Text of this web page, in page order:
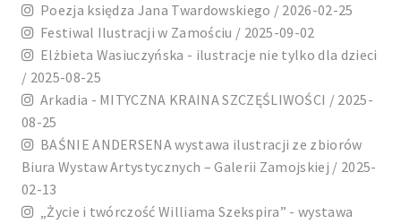
Poezja księdza Jana Twardowskiego / 2026-02-25
Festiwal Ilustracji w Zamościu / 2025-09-02
Elżbieta Wasiuczyńska - ilustracje nie tylko dla dzieci
/ 2025-08-25
Arkadia - MITYCZNA KRAINA SZCZĘŚLIWOŚCI / 2025-
08-25
BAŚNIE ANDERSENA wystawa ilustracji ze zbiorów
Biura Wystaw Artystycznych – Galerii Zamojskiej / 2025-
02-13
„Życie i twórczość Williama Szekspira” - wystawa